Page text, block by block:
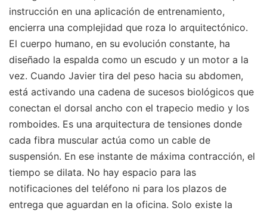
instrucción en una aplicación de entrenamiento,
encierra una complejidad que roza lo arquitectónico.
El cuerpo humano, en su evolución constante, ha
diseñado la espalda como un escudo y un motor a la
vez. Cuando Javier tira del peso hacia su abdomen,
está activando una cadena de sucesos biológicos que
conectan el dorsal ancho con el trapecio medio y los
romboides. Es una arquitectura de tensiones donde
cada fibra muscular actúa como un cable de
suspensión. En ese instante de máxima contracción, el
tiempo se dilata. No hay espacio para las
notificaciones del teléfono ni para los plazos de
entrega que aguardan en la oficina. Solo existe la